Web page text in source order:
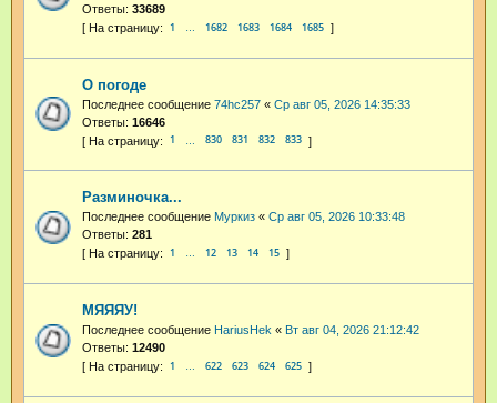
Ответы: 33689
1 … 1682 1683 1684 1685
О погоде
Последнее сообщение 74hc257 « Ср авг 05, 2026 14:35:33
Ответы: 16646
1 830 831 832 833
Разминочка...
Последнее сообщение Муркиз « Ср авг 05, 2026 10:33:48
Ответы: 281
1 … 12 13 14 15
МЯЯЯУ!
Последнее сообщение HariusHek « Вт авг 04, 2026 21:12:42
Ответы: 12490
1 622 623 624 625